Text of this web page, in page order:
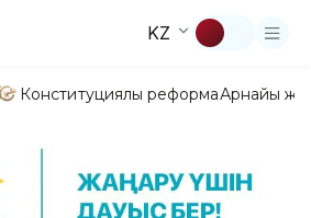
KZ
Конституциялық реформаАрнайы